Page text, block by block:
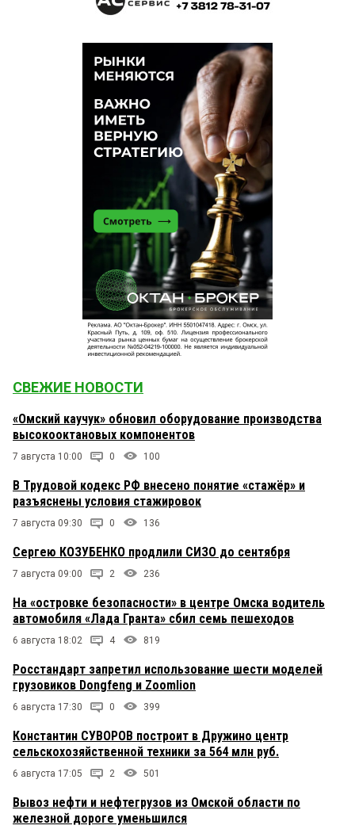
СВЕЖИЕ НОВОСТИ
«Омский каучук» обновил оборудование производства
высокооктановых компонентов
7 августа 10:00 0 100
В Трудовой кодекс РФ внесено понятие «стажёр» и
разъяснены условия стажировок
7 августа 09:30 0 136
Сергею КОЗУБЕНКО продлили СИЗО до сентября
7 августа 09:00 2 236
На «островке безопасности» в центре Омска водитель
автомобиля «Лада Гранта» сбил семь пешеходов
6 августа 18:02 4 819
Росстандарт запретил использование шести моделей
грузовиков Dongfeng и Zoomlion
6 августа 17:30 0 399
Константин СУВОРОВ построит в Дружино центр
сельскохозяйственной техники за 564 млн руб.
6 августа 17:05 2 501
Вывоз нефти и нефтегрузов из Омской области по
железной дороге уменьшился